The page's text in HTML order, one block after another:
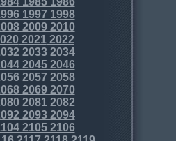
1997 1998
20092010
20212022
20332034
20452046
2057 2058
20692070
20812082
20932094
21052106